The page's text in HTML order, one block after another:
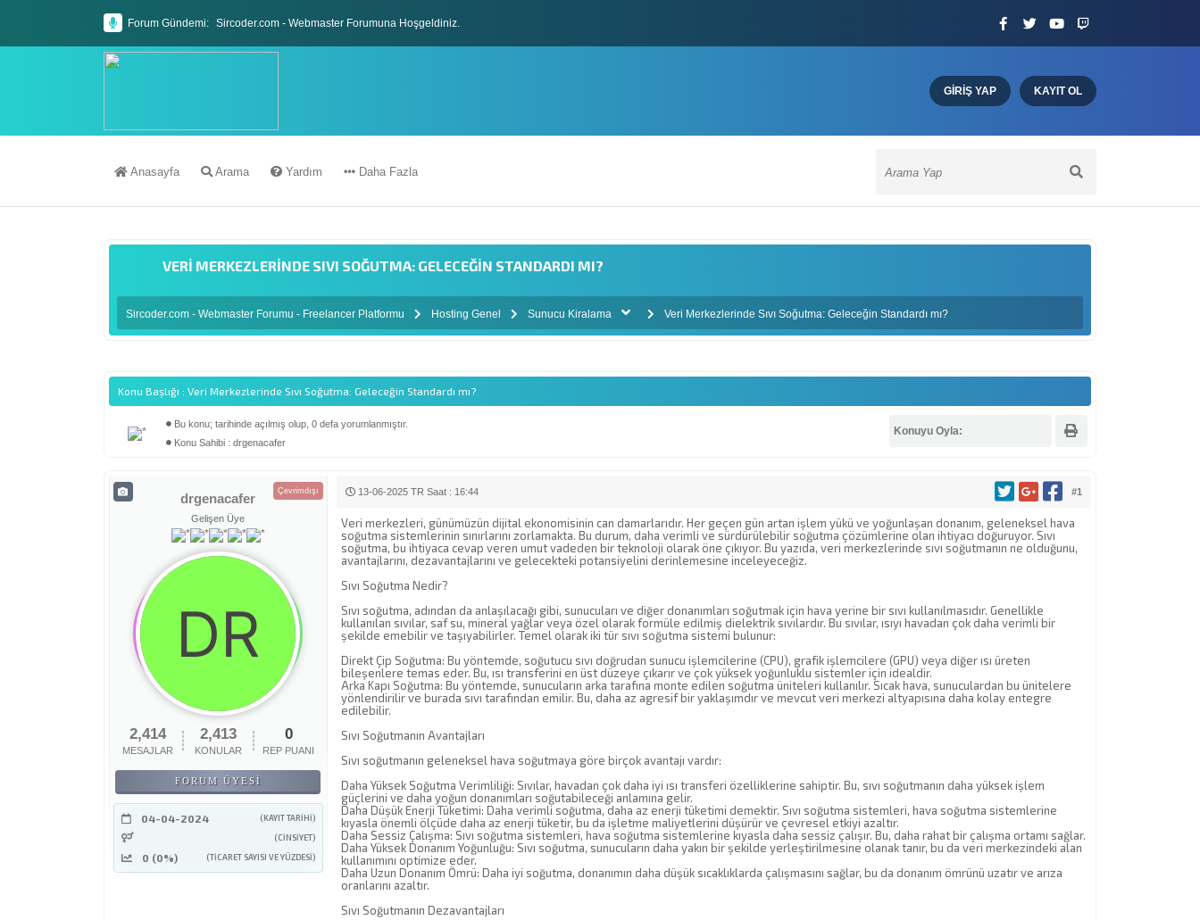
Forum Gündemi: Sircoder.com - Webmaster Forumuna Hoşgeldiniz.
Sircoder.com Webmaster Forumu Kuralları
GIRIŞ YAP KAYIT OL
Anasayfa Arama Yardım Daha Fazla
Sircoder.com - Webmaster Forumu - Freelancer Platformu Hosting Genel Sunucu Kiralama Veri Merkezlerinde Sıvı Soğutma: Geleceğin Standardı mı?
VERI MERKEZLERINDE SIVI SOĞUTMA: GELECEĞIN STANDARDI MI?
Konu Başlığı : Veri Merkezlerinde Sıvı Soğutma: Geleceğin Standardı mı?
Bu konu; tarihinde açılmış olup, 0 defa yorumlanmıştır.
Konu Sahibi : drgenacafer
Konuyu Oyla:
Derecelendirme: 0/5 - 0 oy
Çevrimdışı
drgenacafer
Gelişen Üye
2,414
MESAJLAR
2,413
KONULAR
0
REP PUANI
FORUM ÜYESI
04-04-2024
(KAYIT TARIHI)
(CINSIYET)
0 (0%) (TICARET SAYISI VE YÜZDESI)
#1
13-06-2025 TR Saat : 16:44
Veri merkezleri, günümüzün dijital ekonomisinin can damarlarıdır. Her geçen gün artan işlem yükü ve yoğunlaşan donanım, geleneksel hava
soğutma sistemlerinin sınırlarını zorlamakta. Bu durum, daha verimli ve sürdürülebilir soğutma çözümlerine olan ihtiyacı doğuruyor. Sıvı
soğutma, bu ihtiyaca cevap veren umut vadeden bir teknoloji olarak öne çıkıyor. Bu yazıda, veri merkezlerinde sıvı soğutmanın ne olduğunu,
avantajlarını, dezavantajlarını ve gelecekteki potansiyelini derinlemesine inceleyeceğiz.
Sıvı Soğutma Nedir?
Sıvı soğutma, adından da anlaşılacağı gibi, sunucuları ve diğer donanımları soğutmak için hava yerine bir sıvı kullanılmasıdır. Genellikle
kullanılan sıvılar, saf su, mineral yağlar veya özel olarak formüle edilmiş dielektrik sıvılardır. Bu sıvılar, ısıyı havadan çok daha verimli bir
şekilde emebilir ve taşıyabilirler. Temel olarak iki tür sıvı soğutma sistemi bulunur:
Direkt Çip Soğutma: Bu yöntemde, soğutucu sıvı doğrudan sunucu işlemcilerine (CPU), grafik işlemcilere (GPU) veya diğer ısı üreten
bileşenlere temas eder. Bu, ısı transferini en üst düzeye çıkarır ve çok yüksek yoğunluklu sistemler için idealdir.
Arka Kapı Soğutma: Bu yöntemde, sunucuların arka tarafına monte edilen soğutma üniteleri kullanılır. Sıcak hava, sunuculardan bu ünitelere
yönlendirilir ve burada sıvı tarafından emilir. Bu, daha az agresif bir yaklaşımdır ve mevcut veri merkezi altyapısına daha kolay entegre
edilebilir.
Sıvı Soğutmanın Avantajları
Sıvı soğutmanın geleneksel hava soğutmaya göre birçok avantajı vardır:
Daha Yüksek Soğutma Verimliliği: Sıvılar, havadan çok daha iyi ısı transferi özelliklerine sahiptir. Bu, sıvı soğutmanın daha yüksek işlem
güçlerini ve daha yoğun donanımları soğutabileceği anlamına gelir.
Daha Düşük Enerji Tüketimi: Daha verimli soğutma, daha az enerji tüketimi demektir. Sıvı soğutma sistemleri, hava soğutma sistemlerine
kıyasla önemli ölçüde daha az enerji tüketir, bu da işletme maliyetlerini düşürür ve çevresel etkiyi azaltır.
Daha Sessiz Çalışma: Sıvı soğutma sistemleri, hava soğutma sistemlerine kıyasla daha sessiz çalışır. Bu, daha rahat bir çalışma ortamı sağlar.
Daha Yüksek Donanım Yoğunluğu: Sıvı soğutma, sunucuların daha yakın bir şekilde yerleştirilmesine olanak tanır, bu da veri merkezindeki alan
kullanımını optimize eder.
Daha Uzun Donanım Ömrü: Daha iyi soğutma, donanımın daha düşük sıcaklıklarda çalışmasını sağlar, bu da donanım ömrünü uzatır ve arıza
oranlarını azaltır.
Sıvı Soğutmanın Dezavantajları